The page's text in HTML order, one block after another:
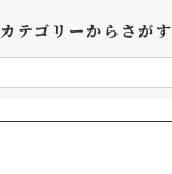
カテゴリーからさがす